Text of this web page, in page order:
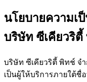
นโยบายความเ
บริษัท ซีเคียวริ
บริษัท ซีเคียวริตี้ พิทช์ จำ
เป็นผู้ให้บริการภายใต้ชื่